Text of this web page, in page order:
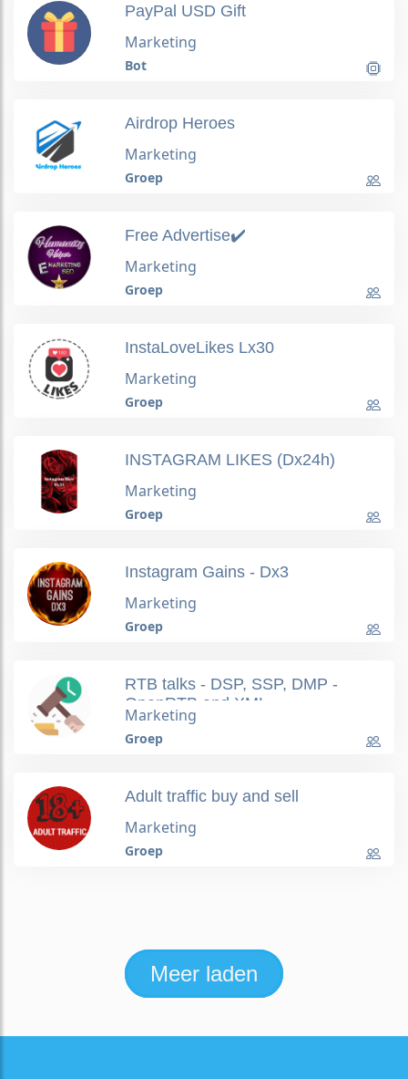
PayPal USD Gift
Marketing
Bot
Airdrop Heroes
Marketing
Groep
Free Advertise✔️
Marketing
Groep
InstaLoveLikes Lx30
Marketing
Groep
INSTAGRAM LIKES (Dx24h)
Marketing
Groep
Instagram Gains - Dx3
Marketing
Groep
RTB talks - DSP, SSP, DMP -
OpenRTB and XML
Marketing
Groep
Adult traffic buy and sell
Marketing
Groep
Meer laden